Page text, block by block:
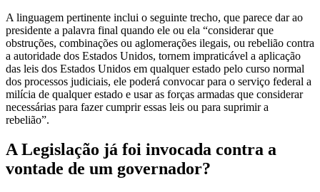
A linguagem pertinente inclui o seguinte trecho, que parece dar ao
presidente a palavra final quando ele ou ela “considerar que
obstruções, combinações ou aglomerações ilegais, ou rebelião contra
a autoridade dos Estados Unidos, tornem impraticável a aplicação
das leis dos Estados Unidos em qualquer estado pelo curso normal
dos processos judiciais, ele poderá convocar para o serviço federal a
milícia de qualquer estado e usar as forças armadas que considerar
necessárias para fazer cumprir essas leis ou para suprimir a
rebelião”.
A Legislação já foi invocada contra a
vontade de um governador?